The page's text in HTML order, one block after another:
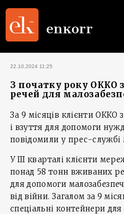
22.10.2024 11:25
З початку року ОККО
речей для
За 9 місяців клієнти ОККО
і взуття для допомоги
повідомили у прес-службі
У ІІІ кварталі клієнти
понад 58 тонн вживаних
для допомоги
від війни. Загалом за 9
спеціальні контейнери